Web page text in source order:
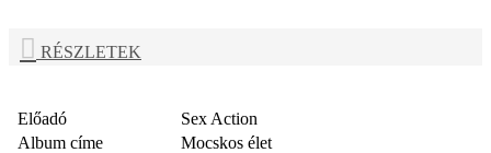
RÉSZLETEK
Előadó
Sex Action
Album címe
Mocskos élet